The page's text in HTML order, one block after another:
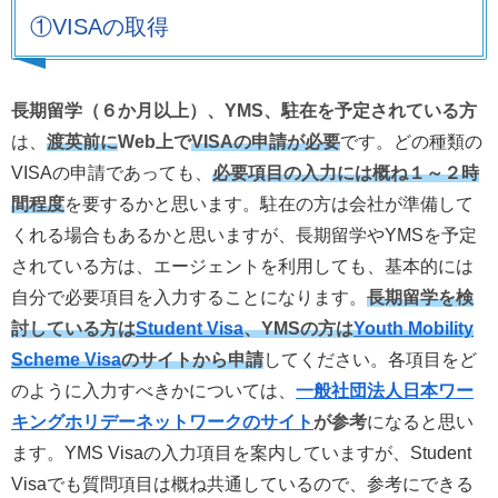
①VISAの取得
長期留学（６か月以上）、YMS、駐在を予定されている方
は、 渡英前にWeb上でVISAの申請が必要です。どの種類の
VISAの申請であっても、 必要項目の入力には概ね１～２時
間程度を要するかと思います。駐在の方は会社が準備して
くれる場合もあるかと思いますが、長期留学やYMSを予定
されている方は、エージェントを利用しても、基本的には
自分で必要項目を入力することになります。 長期留学を検
討している方はStudent Visa、YMSの方はYouth Mobility
Scheme Visaのサイトから申請してください。各項目をど
のように入力すべきかについては、 一般社団法人日本ワー
キングホリデーネットワークのサイト が参考になると思い
ます。YMS Visaの入力項目を案内していますが、Student
Visaでも質問項目は概ね共通しているので、参考にできる